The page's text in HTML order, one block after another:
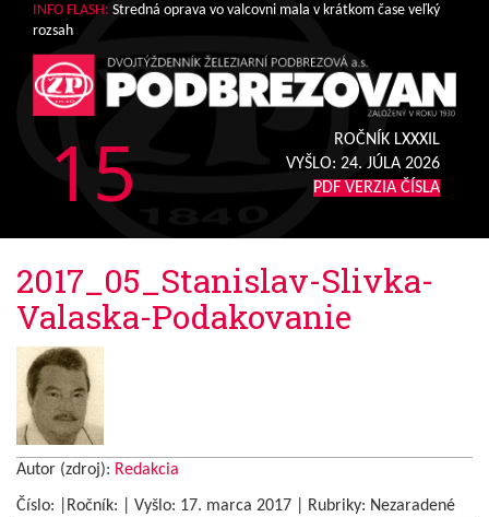
INFO FLASH: Stredná oprava vo valcovni mala v krátkom čase veľký
rozsah
15
ROČNÍK LXXXIL
VYŠLO: 24. JÚLA 2026
PDF VERZIA ČÍSLA
2017_05_Stanislav-Slivka-
Valaska-Podakovanie
Autor (zdroj): Redakcia
Číslo: |Ročník: | Vyšlo: 17. marca 2017 Rubriky: Nezaradené